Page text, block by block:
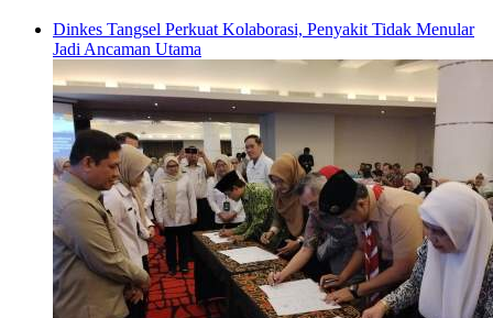
Dinkes Tangsel Perkuat Kolaborasi, Penyakit Tidak Menular
Jadi Ancaman Utama